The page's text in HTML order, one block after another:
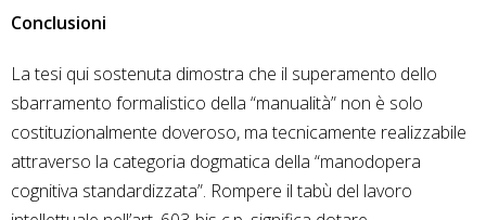
Conclusioni
La tesi qui sostenuta dimostra che il superamento dello
sbarramento formalistico della “manualità” non è solo
costituzionalmente doveroso, ma tecnicamente realizzabile
attraverso la categoria dogmatica della “manodopera
cognitiva standardizzata”. Rompere il tabù del lavoro